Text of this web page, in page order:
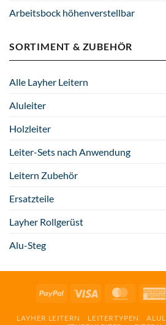
Arbeitsbock höhenverstellbar
SORTIMENT & ZUBEHÖR
Alle Layher Leitern
Aluleiter
Holzleiter
Leiter-Sets nach Anwendung
Leitern Zubehör
Ersatzteile
Layher Rollgerüst
Alu-Steg
PayPal Visa
LAYHER LEITERN LEITERTYPEN